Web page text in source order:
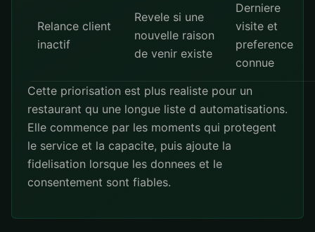
Relance client
inactif
Revele si une
nouvelle raison
de venir existe
Derniere
visite et
preference
connue
Cette priorisation est plus realiste pour un
restaurant qu une longue liste d automatisations.
Elle commence par les moments qui protegent
le service et la capacite, puis ajoute la
fidelisation lorsque les donnees et le
consentement sont fiables.